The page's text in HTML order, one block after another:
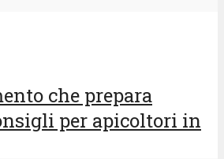
che prepara
per apicoltori in